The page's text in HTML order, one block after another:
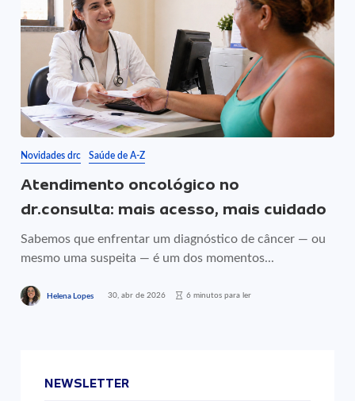
Novidades drc Saúde de A-Z
Atendimento oncológico no
dr.consulta: mais acesso, mais cuidado
Sabemos que enfrentar um diagnóstico de câncer — ou
mesmo uma suspeita — é um dos momentos...
Helena Lopes 30, abr de 2026 6 minutos para ler
NEWSLETTER